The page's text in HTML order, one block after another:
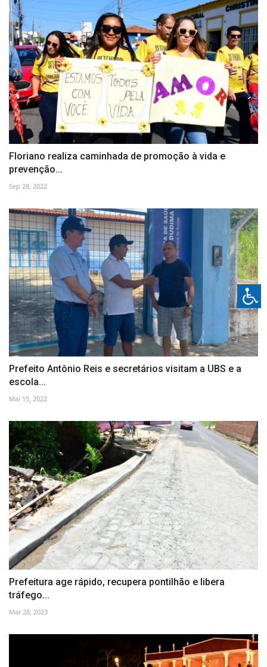
Floriano realiza caminhada de promoção à vida e
prevenção...
Sep 28, 2022
Prefeito Antônio Reis e secretários visitam a UBS e a
escola...
Mai 15, 2022
Prefeitura age rápido, recupera pontilhão e libera
tráfego...
Mar 28, 2023